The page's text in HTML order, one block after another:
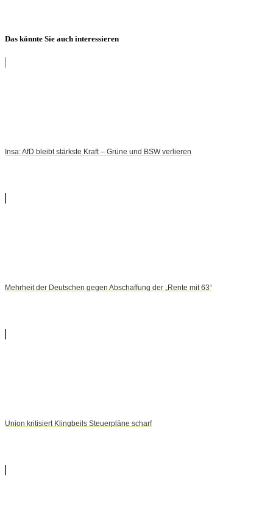
Das könnte Sie auch interessieren
Insa: AfD bleibt stärkste Kraft – Grüne und BSW verlieren
Mehrheit der Deutschen gegen Abschaffung der „Rente mit 63“
Union kritisiert Klingbeils Steuerpläne scharf